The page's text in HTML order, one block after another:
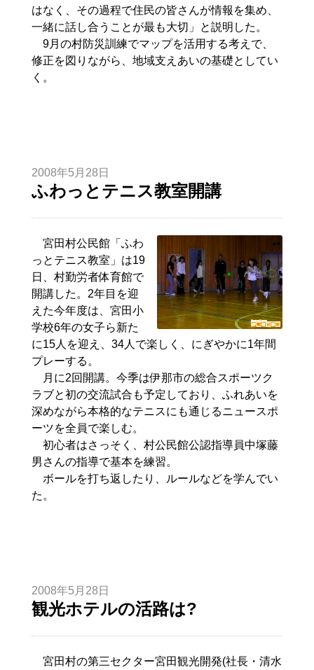
はなく、その過程で住民の皆さんが情報を集め、
一緒に話し合うことが最も大切」と説明した。
9月の村防災訓練でマップを活用する考えで、
修正を図りながら、地域支えあいの基礎としてい
く。
2008年5月28日
ふわっとテニス教室開講
宮田村公民館「ふわ
っとテニス教室」は19
日、村勤労者体育館で
開講した。2年目を迎
えた今年度は、宮田小
学校6年の女子ら新た
に15人を迎え、34人で楽しく、にぎやかに1年間
プレーする。
月に2回開講。今季は伊那市の総合スポーツク
ラブと初の交流試合も予定しており、ふれあいを
深めながら本格的なテニスにも通じるニュースポ
ーツを全員で楽しむ。
初心者はさっそく、村公民館公認指導員中塚藤
男さんの指導で基本を練習。
ボールを打ち返したり、ルールなどを学んでい
た。
2008年5月28日
観光ホテルの活路は?
宮田村の第三セクター宮田観光開発(社長・清水